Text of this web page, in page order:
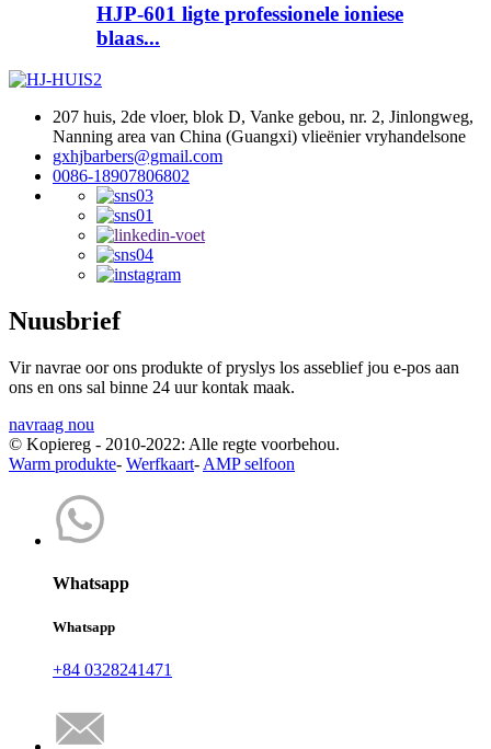
HJP-601 ligte professionele ioniese
blaas...
207 huis, 2de vloer, blok D, Vanke gebou, nr. 2, Jinlongweg,
Nanning area van China (Guangxi) vlieënier vryhandelsone
gxhjbarbers@gmail.com
0086-18907806802
Nuusbrief
Vir navrae oor ons produkte of pryslys los asseblief jou e-pos aan
ons en ons sal binne 24 uur kontak maak.
navraag nou
© Kopiereg - 2010-2022: Alle regte voorbehou.
Warm produkte- Werfkaart- AMP selfoon
Whatsapp
Whatsapp
+84 0328241471